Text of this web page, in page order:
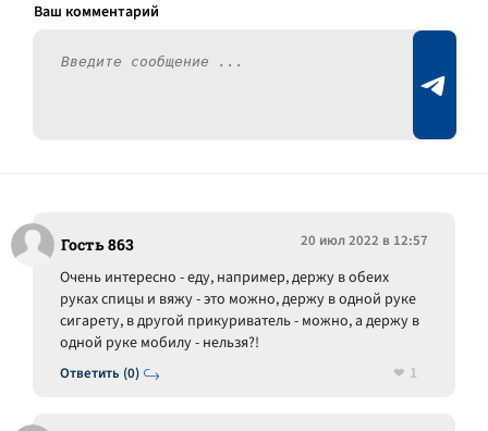
Гость 863 20 июл 2022 в 12:57
Ответить (0)
Очень интересно - еду, например, держу в обеих
руках спицы и вяжу - это можно, держу в одной руке
сигарету, в другой прикуриватель - можно, а держу в
одной руке мобилу - нельзя?!
1